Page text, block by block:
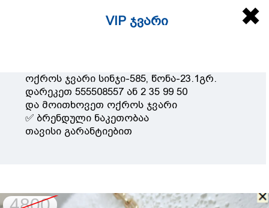
✖
VIP ჯვარი
ოქროს ჯვარი სინჯი-585, წონა-23.1გრ.
დარეკეთ 555508557 ან 2 35 99 50
და მოითხოვეთ ოქროს ჯვარი
✅ ბრენდული ნაკეთობაა
თავისი გარანტიებით